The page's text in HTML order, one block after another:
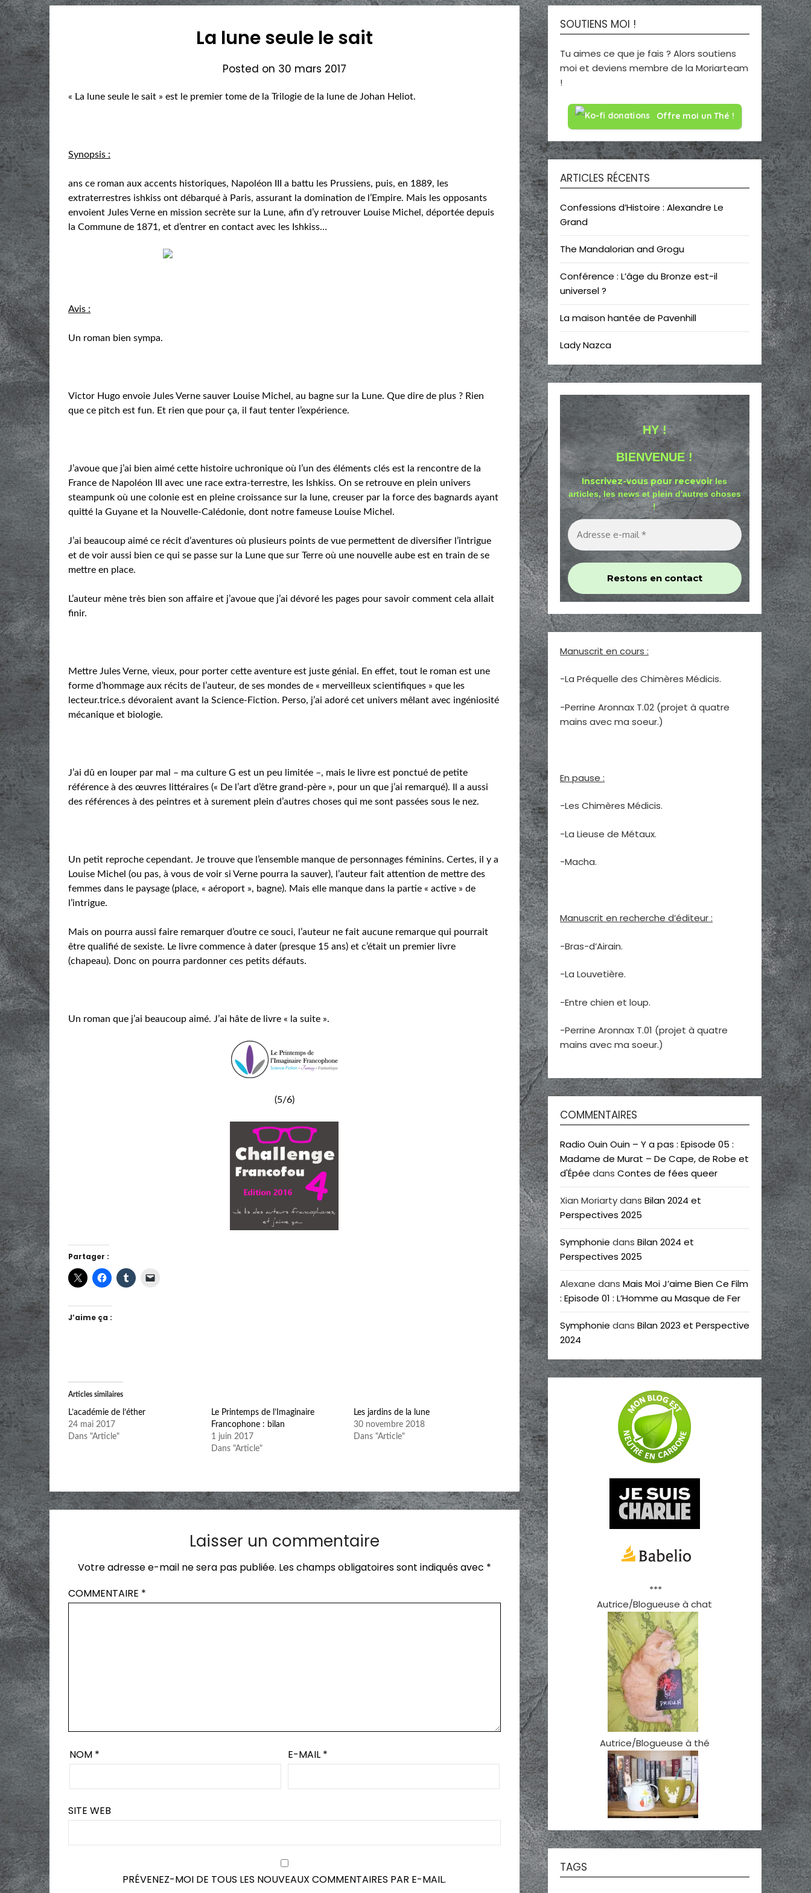
La lune seule le sait
Posted on 30 mars 2017
« La lune seule le sait » est le premier tome de la Trilogie de la lune de Johan Heliot.
Synopsis :
ans ce roman aux accents historiques, Napoléon III a battu les Prussiens, puis, en 1889, les
extraterrestres ishkiss ont débarqué à Paris, assurant la domination de l’Empire. Mais les opposants
envoient Jules Verne en mission secrète sur la Lune, afin d’y retrouver Louise Michel, déportée depuis
la Commune de 1871, et d’entrer en contact avec les Ishkiss…
Avis :
Un roman bien sympa.
Victor Hugo envoie Jules Verne sauver Louise Michel, au bagne sur la Lune. Que dire de plus ? Rien
que ce pitch est fun. Et rien que pour ça, il faut tenter l’expérience.
J’avoue que j’ai bien aimé cette histoire uchronique où l’un des éléments clés est la rencontre de la
France de Napoléon III avec une race extra-terrestre, les Ishkiss. On se retrouve en plein univers
steampunk où une colonie est en pleine croissance sur la lune, creuser par la force des bagnards ayant
quitté la Guyane et la Nouvelle-Calédonie, dont notre fameuse Louise Michel.
J’ai beaucoup aimé ce récit d’aventures où plusieurs points de vue permettent de diversifier l’intrigue
et de voir aussi bien ce qui se passe sur la Lune que sur Terre où une nouvelle aube est en train de se
mettre en place.
L’auteur mène très bien son affaire et j’avoue que j’ai dévoré les pages pour savoir comment cela allait
finir.
Mettre Jules Verne, vieux, pour porter cette aventure est juste génial. En effet, tout le roman est une
forme d’hommage aux récits de l’auteur, de ses mondes de « merveilleux scientifiques » que les
lecteur.trice.s dévoraient avant la Science-Fiction. Perso, j’ai adoré cet univers mêlant avec ingéniosité
mécanique et biologie.
J’ai dû en louper par mal – ma culture G est un peu limitée –, mais le livre est ponctué de petite
référence à des œuvres littéraires (« De l’art d’être grand-père », pour un que j’ai remarqué). Il a aussi
des références à des peintres et à surement plein d’autres choses qui me sont passées sous le nez.
Un petit reproche cependant. Je trouve que l’ensemble manque de personnages féminins. Certes, il y a
Louise Michel (ou pas, à vous de voir si Verne pourra la sauver), l’auteur fait attention de mettre des
femmes dans le paysage (place, « aéroport », bagne). Mais elle manque dans la partie « active » de
l’intrigue.
Mais on pourra aussi faire remarquer d’outre ce souci, l’auteur ne fait aucune remarque qui pourrait
être qualifié de sexiste. Le livre commence à dater (presque 15 ans) et c’était un premier livre
(chapeau). Donc on pourra pardonner ces petits défauts.
Un roman que j’ai beaucoup aimé. J’ai hâte de livre « la suite ».
(5/6)
Partager :
J’aime ça :
Articles similaires
L’académie de l’éther
24 mai 2017
Dans "Article"
Le Printemps de l’Imaginaire
Francophone : bilan
1 juin 2017
Dans "Article"
Les jardins de la lune
30 novembre 2018
Dans "Article"
Laisser un commentaire
Votre adresse e-mail ne sera pas publiée. Les champs obligatoires sont indiqués avec *
COMMENTAIRE *
NOM * E-MAIL *
SITE WEB
PRÉVENEZ-MOI DE TOUS LES NOUVEAUX COMMENTAIRES PAR E-MAIL.
SOUTIENS MOI !
Tu aimes ce que je fais ? Alors soutiens
moi et deviens membre de la Moriarteam
!
Offre moi un Thé !
ARTICLES RÉCENTS
Confessions d’Histoire : Alexandre Le
Grand
The Mandalorian and Grogu
Conférence : L’âge du Bronze est-il
universel ?
La maison hantée de Pavenhill
Lady Nazca
HY !
BIENVENUE !
Inscrivez-vous pour recevoirles
articles, les news et plein d'autres choses
!
Manuscrit en cours :
-La Préquelle des Chimères Médicis.
-Perrine Aronnax T.02 (projet à quatre
mains avec ma soeur.)
En pause :
-Les Chimères Médicis.
-La Lieuse de Métaux.
-Macha.
Manuscrit en recherche d’éditeur :
-Bras-d’Airain.
-La Louvetière.
-Entre chien et loup.
-Perrine Aronnax T.01 (projet à quatre
mains avec ma soeur.)
COMMENTAIRES
Radio Ouin Ouin – Y a pas : Episode 05 :
Madame de Murat – De Cape, de Robe et
d'Épée dans Contes de fées queer
Xian Moriartydans Bilan 2024 et
Perspectives 2025
Symphonie dans Bilan 2024 et
Perspectives 2025
Alexane dans Mais Moi J’aime Bien Ce Film
: Episode 01 : L’Homme au Masque de Fer
Symphonie dans Bilan 2023 et Perspective
2024
***
Autrice/Blogueuse à chat
Autrice/Blogueuse à thé
TAGS